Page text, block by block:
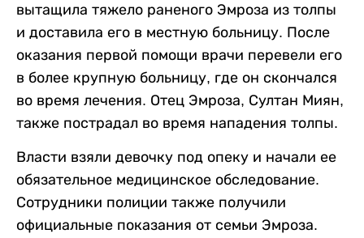
вытащила тяжело раненого Эмроза из толпы
и доставила его в местную больницу. После
оказания первой помощи врачи перевели его
в более крупную больницу, где он скончался
во время лечения. Отец Эмроза, Султан Миян,
также пострадал во время нападения толпы.
Власти взяли девочку под опеку и начали ее
обязательное медицинское обследование.
Сотрудники полиции также получили
официальные показания от семьи Эмроза.